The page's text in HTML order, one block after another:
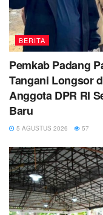
BERITA
Pemkab Padang
Tangani Longsor
Anggota DPR RI
Baru
5 AGUSTUS 2026 57